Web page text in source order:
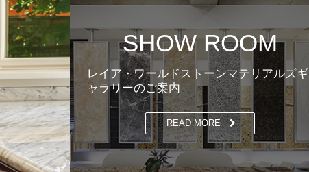
SHOW ROOM
レイア・ワールドストーンマテリアルズギ
ャラリーのご案内
READ MORE